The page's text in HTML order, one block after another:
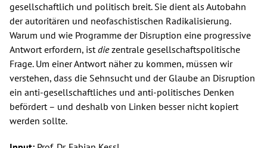
gesellschaftlich und politisch breit. Sie dient als Autobahn
der autoritären und neofaschistischen Radikalisierung.
Warum und wie Programme der Disruption eine progressive
Antwort erfordern, istdiezentrale gesellschaftspolitische
Frage. Um einer Antwort näher zu kommen, müssen wir
verstehen, dass die Sehnsucht und der Glaube an Disruption
ein anti-gesellschaftliches und anti-politisches Denken
befördert – und deshalb von Linken besser nicht kopiert
werden sollte.